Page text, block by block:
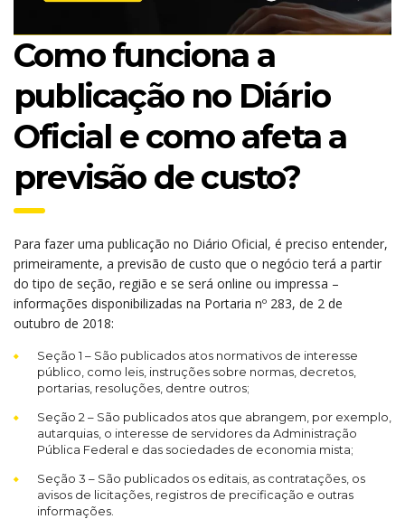
Como funciona a
publicação no Diário
Oficial e como afeta a
previsão de custo?
Para fazer uma publicação no Diário Oficial, é preciso entender,
primeiramente, a previsão de custo que o negócio terá a partir
do tipo de seção, região e se será online ou impressa –
informações disponibilizadas na Portaria nº 283, de 2 de
outubro de 2018:
Seção 1 – São publicados atos normativos de interesse
público, como leis, instruções sobre normas, decretos,
portarias, resoluções, dentre outros;
Seção 2 – São publicados atos que abrangem, por exemplo,
autarquias, o interesse de servidores da Administração
Pública Federal e das sociedades de economia mista;
Seção 3 – São publicados os editais, as contratações, os
avisos de licitações, registros de precificação e outras
informações.